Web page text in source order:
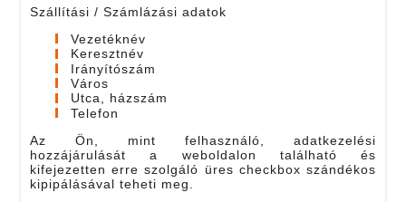
Szállítási / Számlázási adatok
Vezetéknév
Keresztnév
Irányítószám
Város
Utca, házszám
Telefon
Az Ön, mint felhasználó, adatkezelési
hozzájárulását a weboldalon található és
kifejezetten erre szolgáló üres checkbox szándékos
kipipálásával teheti meg.